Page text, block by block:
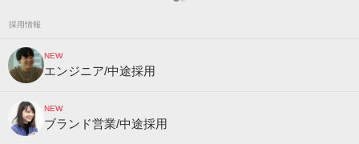
採用情報
NEW
エンジニア/中途採用
NEW
ブランド営業/中途採用